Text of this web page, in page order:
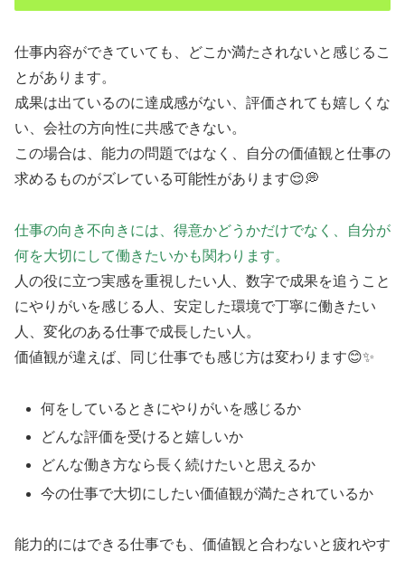
仕事内容ができていても、どこか満たされないと感じるこ
とがあります。
成果は出ているのに達成感がない、評価されても嬉しくな
い、会社の方向性に共感できない。
この場合は、能力の問題ではなく、自分の価値観と仕事の
求めるものがズレている可能性があります😌💭
仕事の向き不向きには、得意かどうかだけでなく、自分が
何を大切にして働きたいかも関わります。
人の役に立つ実感を重視したい人、数字で成果を追うこと
にやりがいを感じる人、安定した環境で丁寧に働きたい
人、変化のある仕事で成長したい人。
価値観が違えば、同じ仕事でも感じ方は変わります😊✨
何をしているときにやりがいを感じるか
どんな評価を受けると嬉しいか
どんな働き方なら長く続けたいと思えるか
今の仕事で大切にしたい価値観が満たされているか
能力的にはできる仕事でも、価値観と合わないと疲れやす